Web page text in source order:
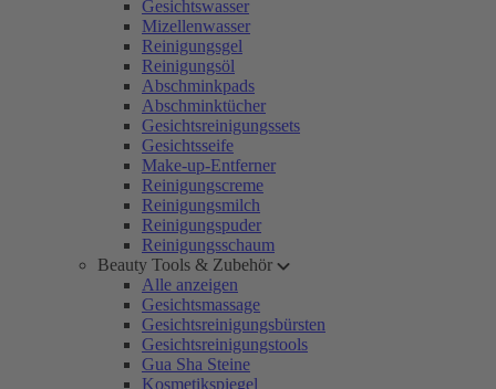
Gesichtswasser
Mizellenwasser
Reinigungsgel
Reinigungsöl
Abschminkpads
Abschminktücher
Gesichtsreinigungssets
Gesichtsseife
Make-up-Entferner
Reinigungscreme
Reinigungsmilch
Reinigungspuder
Reinigungsschaum
Beauty Tools & Zubehör
Alle anzeigen
Gesichtsmassage
Gesichtsreinigungsbürsten
Gesichtsreinigungstools
Gua Sha Steine
Kosmetikspiegel